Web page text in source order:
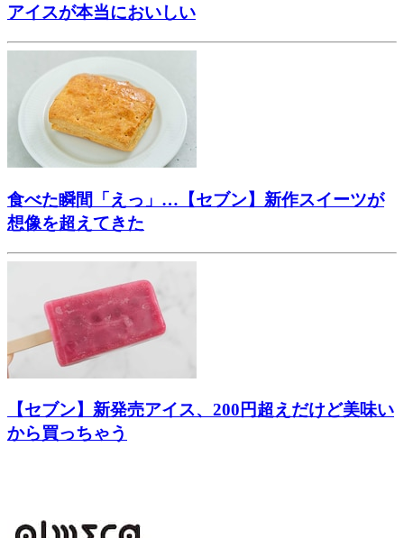
アイスが本当においしい
食べた瞬間「えっ」…【セブン】新作スイーツが
想像を超えてきた
【セブン】新発売アイス、200円超えだけど美味い
から買っちゃう